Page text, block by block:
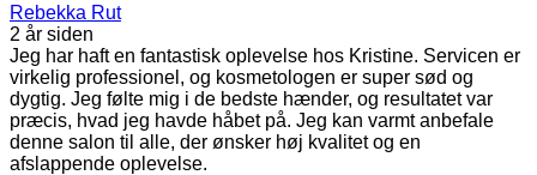
Rebekka Rut
2 år siden
Jeg har haft en fantastisk oplevelse hos Kristine. Servicen er
virkelig professionel, og kosmetologen er super sød og
dygtig. Jeg følte mig i de bedste hænder, og resultatet var
præcis, hvad jeg havde håbet på. Jeg kan varmt anbefale
denne salon til alle, der ønsker høj kvalitet og en
afslappende oplevelse.